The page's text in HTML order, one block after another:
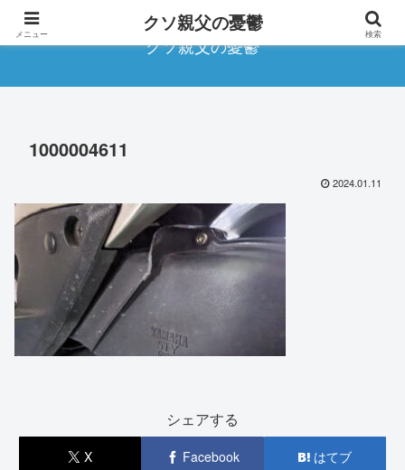
クソ親父の憂鬱
1000004611
2024.01.11
シェアする
X Facebook はてブ
メニュー クソ親父の憂鬱 検索